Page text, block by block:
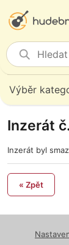
Výběr
Inzerát
Inzerát byl
« Zpět